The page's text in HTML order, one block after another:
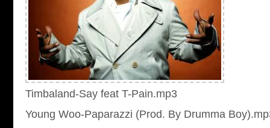
Timbaland-Say feat T-Pain.mp3
Young Woo-Paparazzi (Prod. By Drumma